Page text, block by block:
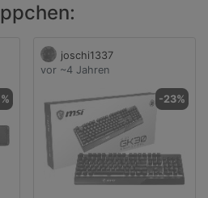
joschi1337
vor ~4 Jahren
-23%